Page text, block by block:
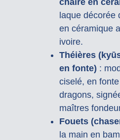
laque décorée
en céramique
ivoire.
Théières
en fonte) :
ciselé, en
dragons,
maîtres
Fouets
la main en